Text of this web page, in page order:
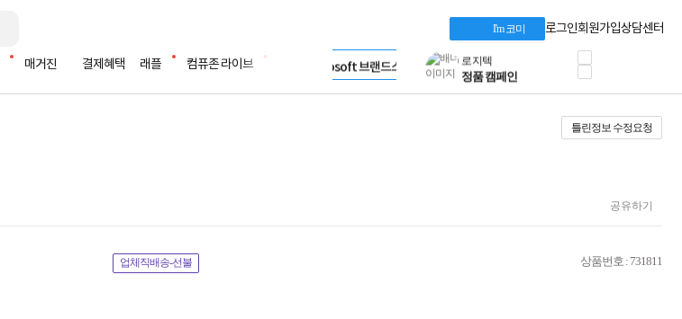
I'm 코미 로그인회원가입상담센터
매거진 결제혜택 래플 컴퓨존 라이브
LG gram & 브랜드스토어
Microsoft 브랜드스토어
AMD 브랜드스토어
Dell 구매 찬스
프로 에센셜
타협 없는 게이밍
HP OMEN
로지텍
틀린정보 수정요청
공유하기
업체직배송-선불 상품번호 : 731811